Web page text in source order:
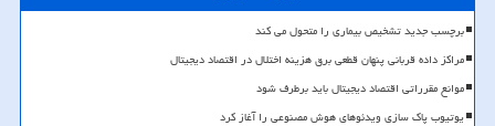
برچسب جدید تشخیص بیماری را متحول می کند
مراکز داده قربانی پنهان قطعی برق هزینه اختلال در اقتصاد دیجیتال
موانع مقرراتی اقتصاد دیجیتال باید برطرف شود
یوتیوب پاک سازی ویدئوهای هوش مصنوعی را آغاز کرد